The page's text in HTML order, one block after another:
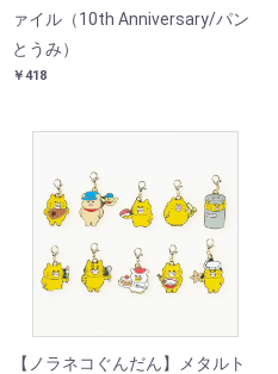
ァイル（10th Anniversary/パン
とうみ）
￥418
【ノラネコぐんだん】メタルト